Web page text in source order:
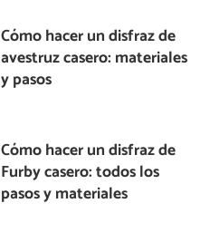
Cómo hacer un disfraz de
avestruz casero: materiales
y pasos
Cómo hacer un disfraz de
Furby casero: todos los
pasos y materiales